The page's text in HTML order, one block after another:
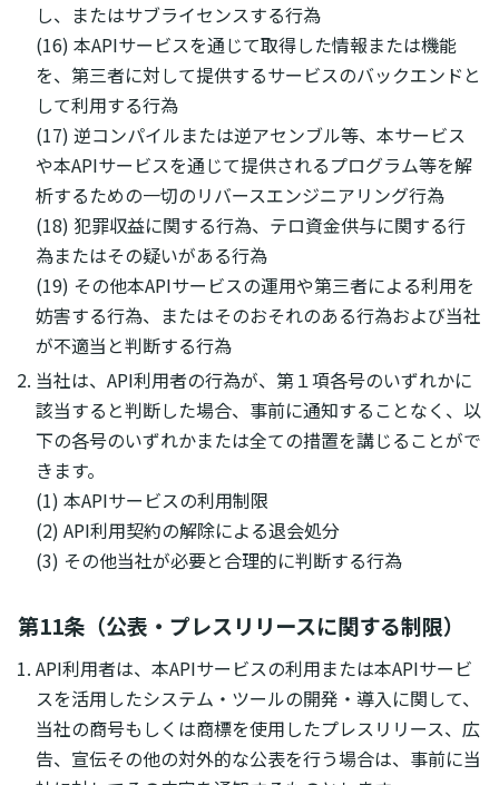
し、またはサブライセンスする行為
(16) 本APIサービスを通じて取得した情報または機能
を、第三者に対して提供するサービスのバックエンドと
して利用する行為
(17) 逆コンパイルまたは逆アセンブル等、本サービス
や本APIサービスを通じて提供されるプログラム等を解
析するための一切のリバースエンジニアリング行為
(18) 犯罪収益に関する行為、テロ資金供与に関する行
為またはその疑いがある行為
(19) その他本APIサービスの運用や第三者による利用を
妨害する行為、またはそのおそれのある行為および当社
が不適当と判断する行為
当社は、API利用者の行為が、第１項各号のいずれかに
該当すると判断した場合、事前に通知することなく、以
下の各号のいずれかまたは全ての措置を講じることがで
きます。
(1) 本APIサービスの利用制限
(2) API利用契約の解除による退会処分
(3) その他当社が必要と合理的に判断する行為
第11条（公表・プレスリリースに関する制限）
API利用者は、本APIサービスの利用または本APIサービ
スを活用したシステム・ツールの開発・導入に関して、
当社の商号もしくは商標を使用したプレスリリース、広
告、宣伝その他の対外的な公表を行う場合は、事前に当